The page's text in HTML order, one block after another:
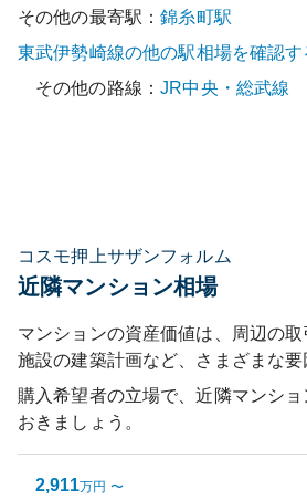
その他の最寄駅：錦糸町駅
東武伊勢崎線の他の駅相場を確認す
その他の路線：JR中央・総武線
コスモ押上サザンフォルム
近隣マンション相場
マンションの資産価値は、周辺の
施設の建築計画など、さまざまな要
購入希望者の立場で、近隣マンシ
おきましょう。
2,911万円 〜